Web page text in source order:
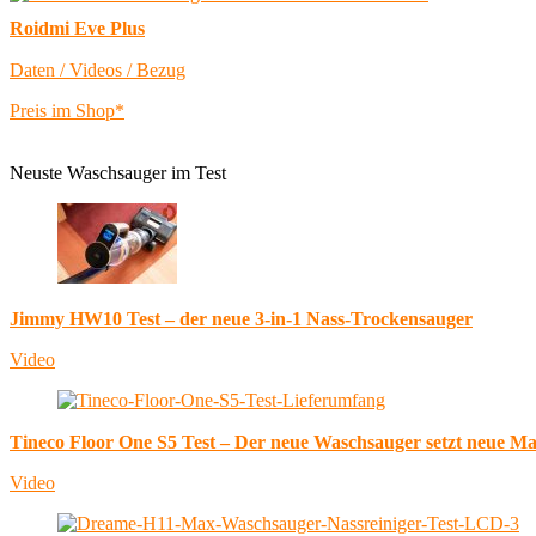
Roidmi Eve Plus
Daten / Videos / Bezug
Preis im Shop*
Neuste Waschsauger im Test
Jimmy HW10 Test – der neue 3-in-1 Nass-Trockensauger
Video
Tineco Floor One S5 Test – Der neue Waschsauger setzt neue
Video